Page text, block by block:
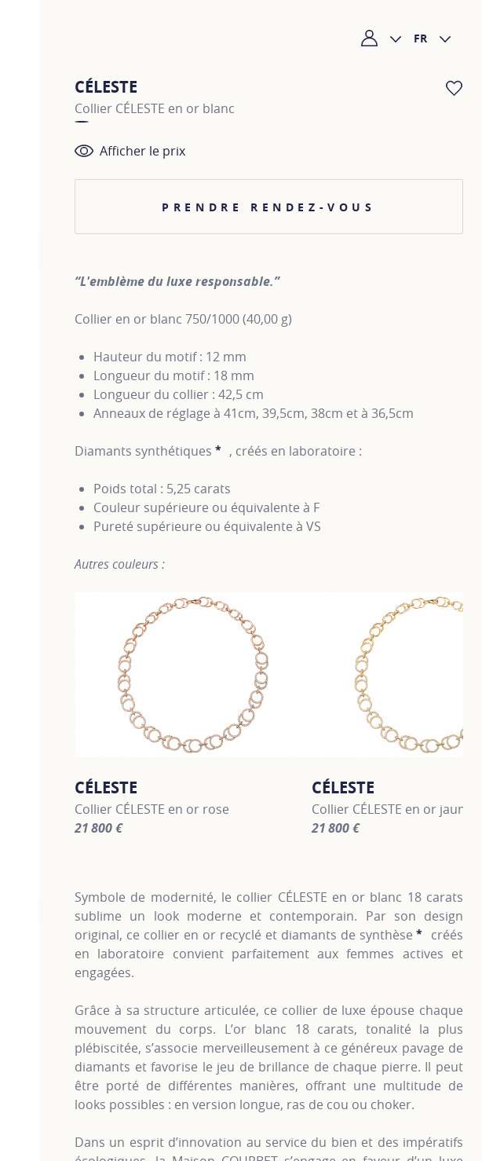
Mon compte
FR
CÉLESTE
Collier CÉLESTE en or blanc
Afficher le prix
PRENDRE RENDEZ-VOUS
“L'emblème du luxe responsable.”
Collier en or blanc 750/1000 (40,00 g)
Hauteur du motif : 12 mm
Longueur du motif : 18 mm
Longueur du collier : 42,5 cm
Anneaux de réglage à 41cm, 39,5cm, 38cm et à 36,5cm
Diamants synthétiques * SHOW TOOLTIP
, créés en laboratoire :
Poids total : 5,25 carats
Couleur supérieure ou équivalente à F
Pureté supérieure ou équivalente à VS
Autres couleurs :
CÉLESTE
Collier CÉLESTE en or rose
21 800 €
CÉLESTE
Collier CÉLESTE en or jaune
21 800 €
Symbole de modernité, le collier CÉLESTE en or blanc 18 carats
sublime un look moderne et contemporain. Par son design
original, ce collier en or recyclé et diamants de synthèse*
créés
en laboratoire convient parfaitement aux femmes actives et
engagées.
Grâce à sa structure articulée, ce collier de luxe épouse chaque
mouvement du corps. L’or blanc 18 carats, tonalité la plus
plébiscitée, s’associe merveilleusement à ce généreux pavage de
diamants et favorise le jeu de brillance de chaque pierre. Il peut
être porté de différentes manières, offrant une multitude de
looks possibles : en version longue, ras de cou ou choker.
Dans un esprit d’innovation au service du bien et des impératifs